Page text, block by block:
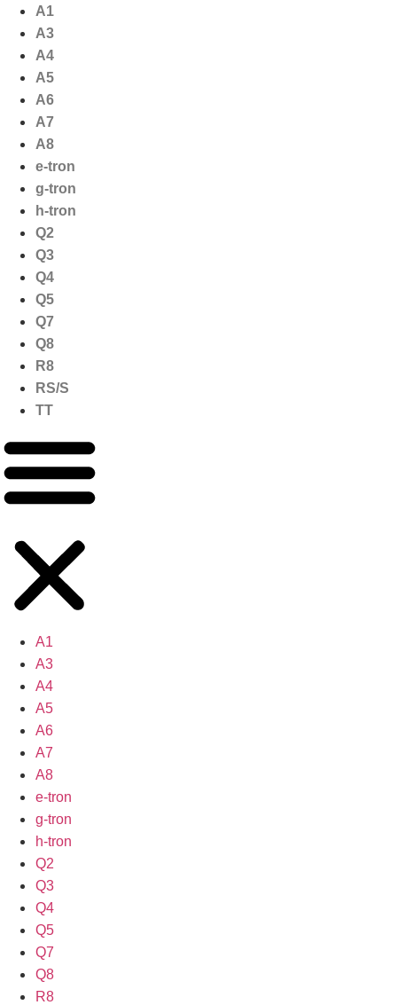
naar
inhoud
A1
A3
A4
A5
A6
A7
A8
e-tron
g-tron
h-tron
Q2
Q3
Q4
Q5
Q7
Q8
R8
RS/S
TT
A1
A3
A4
A5
A6
A7
A8
e-tron
g-tron
h-tron
Q2
Q3
Q4
Q5
Q7
Q8
R8